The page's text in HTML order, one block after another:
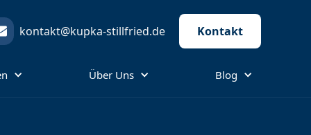
kontakt@kupka-stillfried.de Kontakt
Über Uns Blog